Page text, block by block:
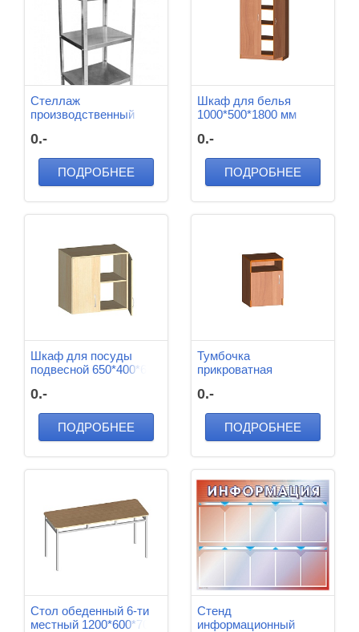
Стеллаж
производственный
полки)
0.-
ПОДРОБНЕЕ
Шкаф для белья
1000*500*1800 мм
0.-
ПОДРОБНЕЕ
Шкаф для посуды
подвесной 650*400*630
0.-
ПОДРОБНЕЕ
Тумбочка
прикроватная
0.-
ПОДРОБНЕЕ
Стол обеденный 6-ти
местный 1200*600*700
Стенд
информационный